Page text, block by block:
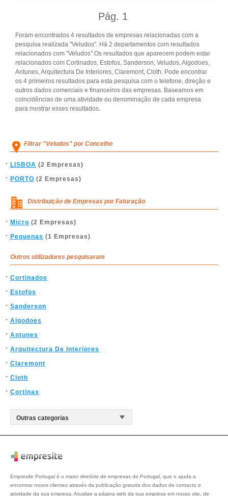
Pág. 1
Foram encontrados 4 resultados de empresas relacionadas com a
pesquisa realizada "Veludos". Há 2 departamentos com resultados
relacionados com "Veludos".Os resultados que aparecem podem estar
relacionados com Cortinados, Estofos, Sanderson, Veludos, Algodoes,
Antunes, Arquitectura De Interiores, Claremont, Cloth. Pode encontrar
os 4 primeiros resultados para esta pesquisa com o telefone, direção e
outros dados comerciais e financeiros das empresas. Baseamos em
coincidências de uma atividade ou denominação de cada empresa
para mostrar esses resultados.
Filtrar "Veludos" por Concelho
LISBOA (2 Empresas)
PORTO (2 Empresas)
Distribuição de Empresas por Faturação
Micro (2 Empresas)
Pequenas (1 Empresas)
Outros utilizadores pesquisaram
Cortinados
Estofos
Sanderson
Algodoes
Antunes
Arquitectura De Interiores
Claremont
Cloth
Cortinas
Empresite Portugal é o maior diretório de empresas de Portugal, que o ajuda a
encontrar novos clientes através da publicação gratuita dos dados de contacto e
atividade da sua empresa. Atualize a página web da sua empresa em nosso site, de